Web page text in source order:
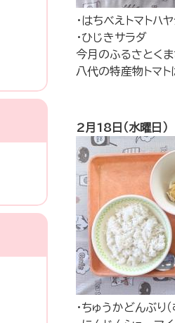
・はちべえトマトハ
・ひじきサラダ
今月のふるさとく
八代の特産物トマト
2月18日（水曜日）
・ちゅうかどんぶり